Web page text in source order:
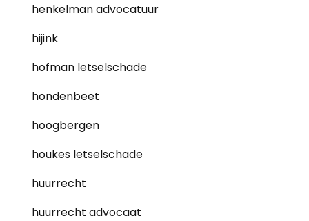
henkelman advocatuur
hijink
hofman letselschade
hondenbeet
hoogbergen
houkes letselschade
huurrecht
huurrecht advocaat